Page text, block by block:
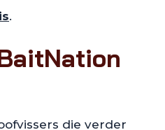
.
die verder